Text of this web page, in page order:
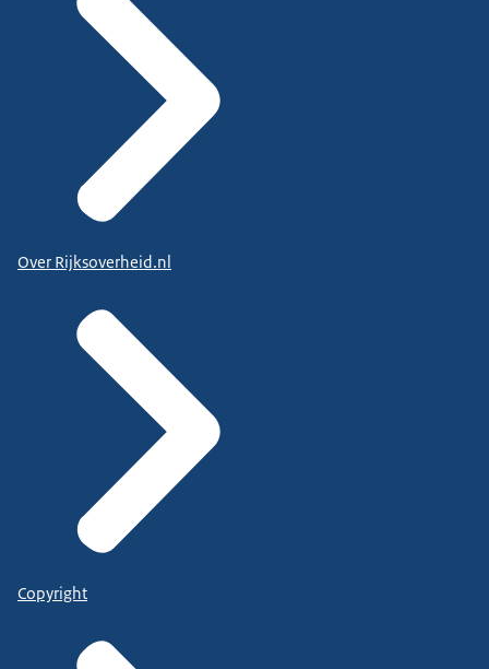
Over Rijksoverheid.nl
Copyright